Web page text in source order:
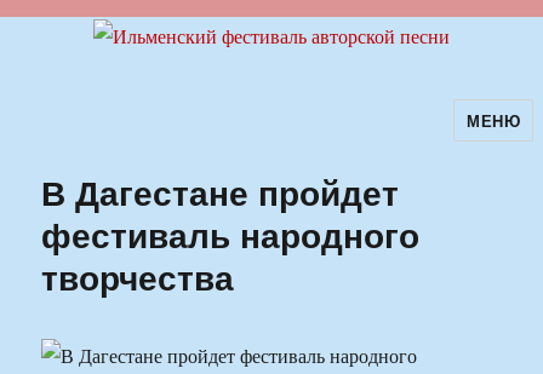
Ильменский фестиваль авторскойМЕНЮ
В Дагестане пройдет
фестиваль народного
творчества